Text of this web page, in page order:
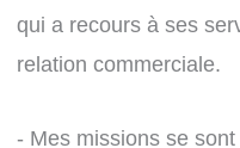
qui a recours à ses
relation commerciale.
- Mes missions se